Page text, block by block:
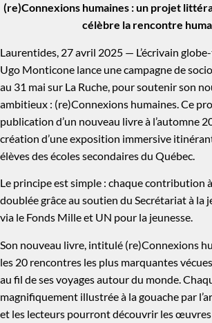
(re)Connexions humaines : un projet
célèbre la rencontre
Laurentides, 27 avril 2025 — L’écrivain
Ugo Monticone lance une campagne de
au 31 mai sur La Ruche, pour soutenir son
ambitieux : (re)Connexions humaines. Ce
publication d’un nouveau livre à l’automne
création d’une exposition immersive
élèves des écoles secondaires du Québec.
Le principe est simple : chaque contribution
doublée grâce au soutien du Secrétariat à la
via le Fonds Mille et UN pour la jeunesse.
Son nouveau livre, intitulé (re)Connexions
les 20 rencontres les plus marquantes
au fil de ses voyages autour du monde.
magnifiquement illustrée à la gouache par
et les lecteurs pourront découvrir les